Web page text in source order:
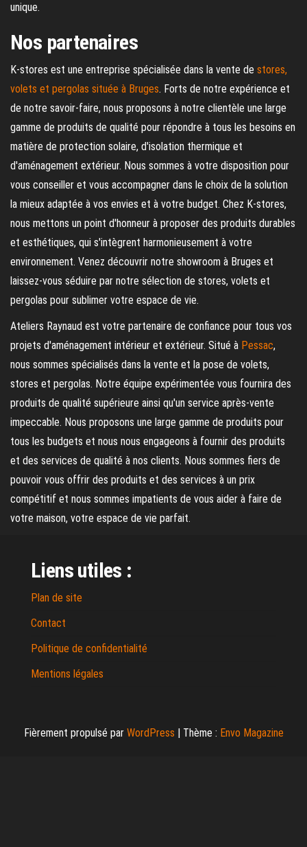
unique.
Nos partenaires
K-stores est une entreprise spécialisée dans la vente de stores,
volets et pergolas située à Bruges. Forts de notre expérience et
de notre savoir-faire, nous proposons à notre clientèle une large
gamme de produits de qualité pour répondre à tous les besoins en
matière de protection solaire, d'isolation thermique et
d'aménagement extérieur. Nous sommes à votre disposition pour
vous conseiller et vous accompagner dans le choix de la solution
la mieux adaptée à vos envies et à votre budget. Chez K-stores,
nous mettons un point d'honneur à proposer des produits durables
et esthétiques, qui s'intègrent harmonieusement à votre
environnement. Venez découvrir notre showroom à Bruges et
laissez-vous séduire par notre sélection de stores, volets et
pergolas pour sublimer votre espace de vie.
Ateliers Raynaud est votre partenaire de confiance pour tous vos
projets d'aménagement intérieur et extérieur. Situé à Pessac,
nous sommes spécialisés dans la vente et la pose de volets,
stores et pergolas. Notre équipe expérimentée vous fournira des
produits de qualité supérieure ainsi qu'un service après-vente
impeccable. Nous proposons une large gamme de produits pour
tous les budgets et nous nous engageons à fournir des produits
et des services de qualité à nos clients. Nous sommes fiers de
pouvoir vous offrir des produits et des services à un prix
compétitif et nous sommes impatients de vous aider à faire de
votre maison, votre espace de vie parfait.
Liens utiles :
Plan de site
Contact
Politique de confidentialité
Mentions légales
Fièrement propulsé par WordPress Thème : Envo Magazine